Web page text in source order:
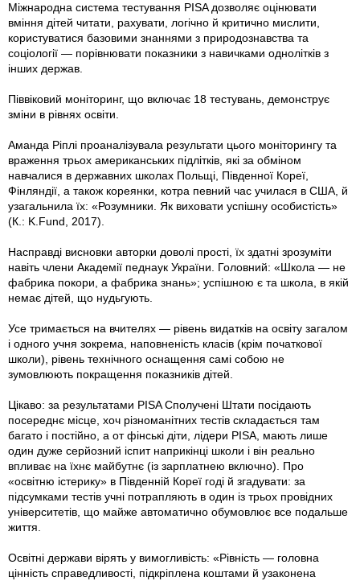
Міжнародна система тестування PISA дозволяє оцінювати
вміння дітей читати, рахувати, логічно й критично мислити,
користуватися базовими знаннями з природознавства та
соціології — порівнювати показники з навичками однолітків з
інших держав.
Піввіковий моніторинг, що включає 18 тестувань, демонструє
зміни в рівнях освіти.
Аманда Ріплі проаналізувала результати цього моніторингу та
враження трьох американських підлітків, які за обміном
навчалися в державних школах Польщі, Південної Кореї,
Фінляндії, а також кореянки, котра певний час училася в США, й
узагальнила їх: «Розумники. Як виховати успішну особистість»
(К.: K.Fund, 2017).
Насправді висновки авторки доволі прості, їх здатні зрозуміти
навіть члени Академії педнаук України. Головний: «Школа — не
фабрика покори, а фабрика знань»; успішною є та школа, в якій
немає дітей, що нудьгують.
Усе тримається на вчителях — рівень видатків на освіту загалом
і одного учня зокрема, наповненість класів (крім початкової
школи), рівень технічного оснащення самі собою не
зумовлюють покращення показників дітей.
Цікаво: за результатами PISA Сполучені Штати посідають
посереднє місце, хоч різноманітних тестів складається там
багато і постійно, а от фінські діти, лідери PISA, мають лише
один дуже серйозний іспит наприкінці школи і він реально
впливає на їхнє майбутнє (із зарплатнею включно). Про
«освітню істерику» в Південній Кореї годі й згадувати: за
підсумками тестів учні потрапляють в один із трьох провідних
університетів, що майже автоматично обумовлює все подальше
життя.
Освітні держави вірять у вимогливість: «Рівність — головна
цінність справедливості, підкріплена коштами й узаконена